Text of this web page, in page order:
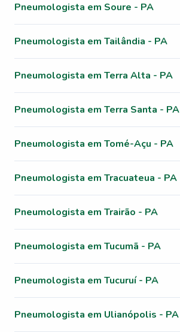
Pneumologista em Soure - PA
Pneumologista em Tailândia - PA
Pneumologista em Terra Alta - PA
Pneumologista em Terra Santa - PA
Pneumologista em Tomé-Açu - PA
Pneumologista em Tracuateua - PA
Pneumologista em Trairão - PA
Pneumologista em Tucumã - PA
Pneumologista em Tucuruí - PA
Pneumologista em Ulianópolis - PA